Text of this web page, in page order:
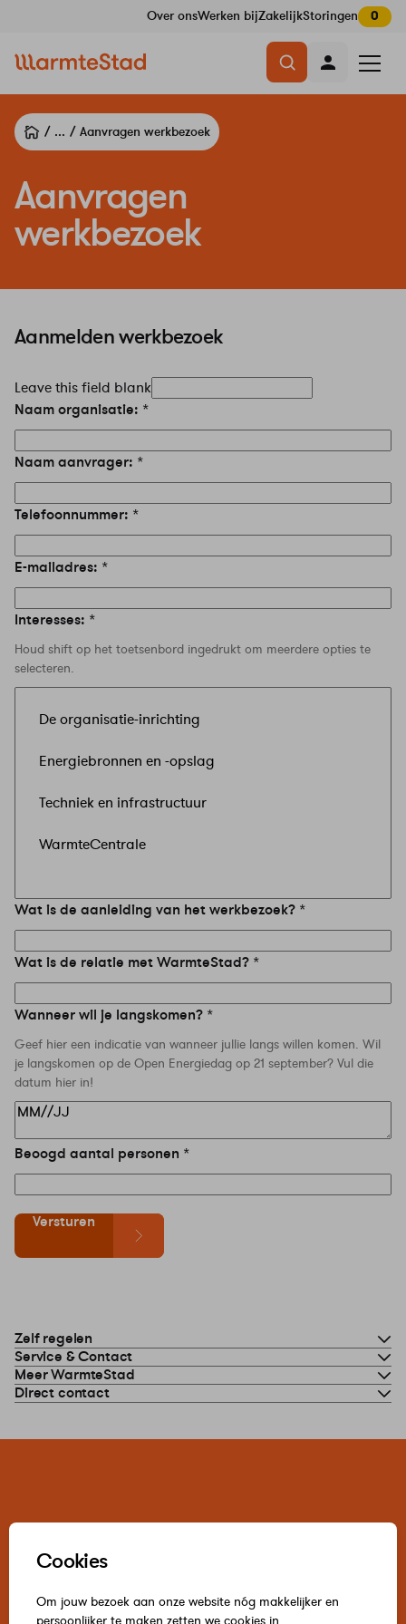
overslaan
Cookies
Om jouw bezoek aan onze website nóg makkelijker en
Over onsWerken bijZakelijkStoringen 0
openen
... Aanvragen werkbezoek
Aanvragen
werkbezoek
Aanmelden werkbezoek
Leave this field blank
Naam organisatie:
Naam aanvrager:
Telefoonnummer:
E-mailadres:
Interesses:
Houd shift op het toetsenbord ingedrukt om meerdere opties te
selecteren.
Wat is de aanleiding van het werkbezoek?
Wat is de relatie met WarmteStad?
Wanneer wil je langskomen?
Geef hier een indicatie van wanneer jullie langs willen komen. Wil
je langskomen op de Open Energiedag op 21 september? Vul die
datum hier in!
Beoogd aantal personen
Versturen
Zelf regelen
Service & Contact
Meer WarmteStad
Direct contact